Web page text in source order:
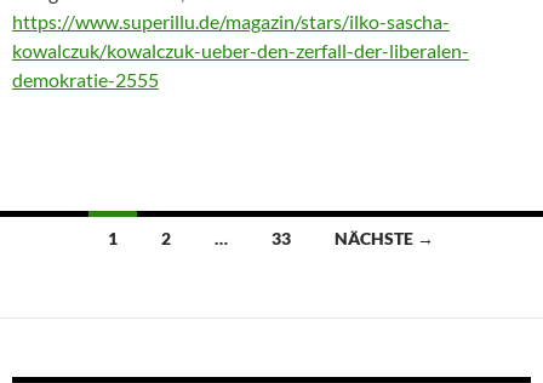
https://www.superillu.de/magazin/stars/ilko-sascha-
kowalczuk/kowalczuk-ueber-den-zerfall-der-liberalen-
demokratie-2555
Beitragsnavigation
1 2 … 33 NÄCHSTE →